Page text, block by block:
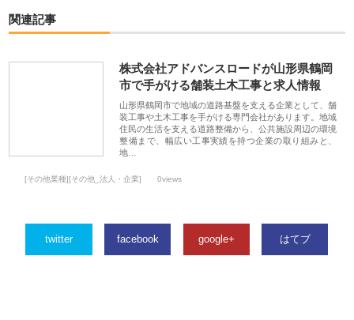
関連記事
株式会社アドバンスロードが山形県鶴岡
市で手がける舗装土木工事と求人情報
山形県鶴岡市で地域の道路基盤を支える企業として、舗
装工事や土木工事を手がける専門会社があります。地域
住民の生活を支える道路整備から、公共施設周辺の環境
整備まで、幅広い工事実績を持つ企業の取り組みと、
地…
[その他業種][その他_法人・企業] 0views
twitter facebook google+ はてブ